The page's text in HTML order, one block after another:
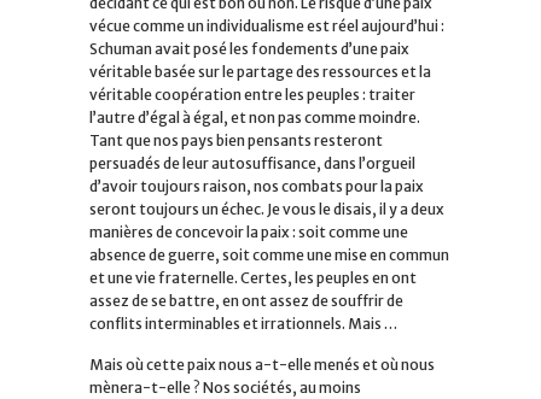
vécue comme un individualisme est réel aujourd’hui :
Schuman avait posé les fondements d’une paix
véritable basée sur le partage des ressources et la
véritable coopération entre les peuples : traiter
l’autre d’égal à égal, et non pas comme moindre.
Tant que nos pays bien pensants resteront
persuadés de leur autosuffisance, dans l’orgueil
d’avoir toujours raison, nos combats pour la paix
seront toujours un échec. Je vous le disais, il y a deux
manières de concevoir la paix : soit comme une
absence de guerre, soit comme une mise en commun
et une vie fraternelle. Certes, les peuples en ont
assez de se battre, en ont assez de souffrir de
conflits interminables et irrationnels. Mais …
Mais où cette paix nous a-t-elle menés et où nous
mènera-t-elle ? Nos sociétés, au moins